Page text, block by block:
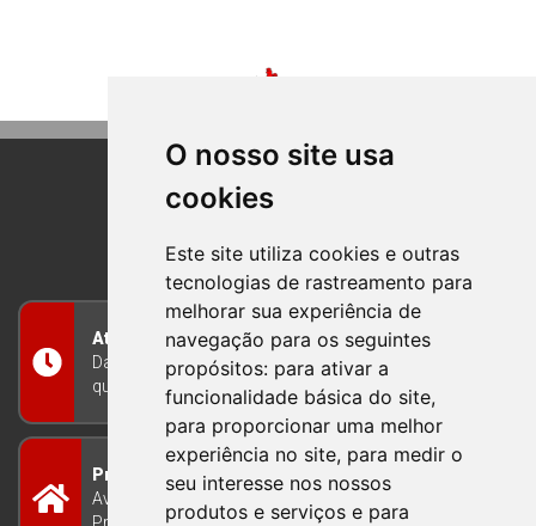
O nosso site usa
cookies
Este site utiliza cookies e outras
tecnologias de rastreamento para
melhorar sua experiência de
navegação para os seguintes
propósitos: para ativar a
funcionalidade básica do site,
para proporcionar uma melhor
experiência no site, para medir o
seu interesse nos nossos
produtos e serviços e para
BOM PRINCIPIO
RIO GRANDE DO SUL
Atendimento
Das 8h às 12h e das 13h às 17h30, de segunda a
quinta-feira, e nas sextas-feiras das 7h às 13h
Prefeitura Municipal
Avenida Guilherme Winter 65 - Centro Bom